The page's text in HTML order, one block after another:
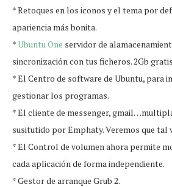
* Retoques en los iconos y el tema por
apariencia más bonita.
*Ubuntu One servidor de
sincronización con tus ficheros. 2Gb
* El Centro de software de Ubuntu, para
gestionar los programas.
* El cliente de messenger,
susitutido por Emphaty. Veremos que tal
* El Control de volumen ahora permite
cada aplicación de forma independiente.
* Gestor de arranque Grub 2.